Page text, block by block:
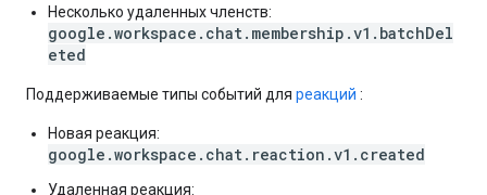
Несколько удаленных членств:
google.workspace.chat.membership.v1.batchDel
eted
Поддерживаемые типы событий для реакций :
Новая реакция:
google.workspace.chat.reaction.v1.created
Удаленная реакция: